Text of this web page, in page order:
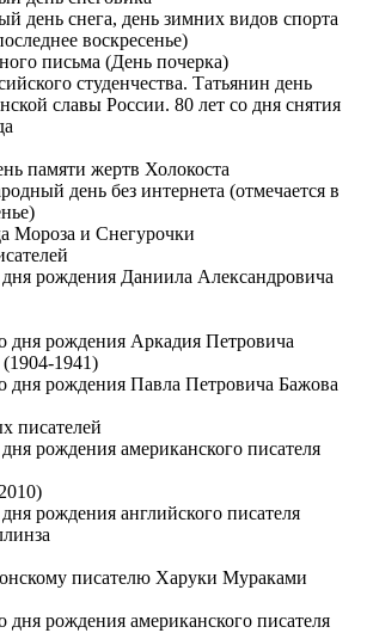
день снега, день зимних видов спорта
воскресенье)
письма (День почерка)
студенчества. Татьянин день
славы России. 80 лет со дня снятия
памяти жертв Холокоста
день без интернета (отмечается в
Мороза и Снегурочки
дня рождения Даниила Александровича
дня рождения Аркадия Петровича
1941)
дня рождения Павла Петровича Бажова
писателей
рождения американского писателя
рождения английского писателя
писателю Харуки Мураками
дня рождения американского писателя